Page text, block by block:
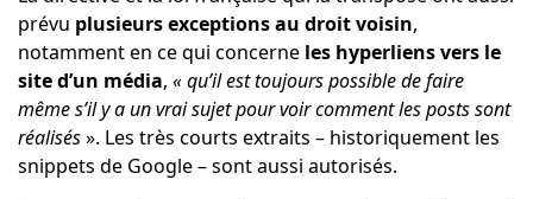
prévu plusieurs exceptions au droit voisin,
notamment en ce qui concerne les hyperliens vers le
site d’un média, « qu’il est toujours possible de faire
même s’il y a un vrai sujet pour voir comment les posts sont
réalisés». Les très courts extraits – historiquement les
snippets de Google – sont aussi autorisés.